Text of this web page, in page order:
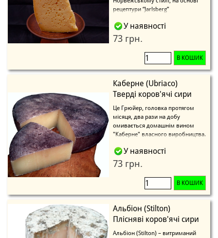
рецептури “Jarlsberg”
У наявності
73 грн.
В КОШИК
Каберне (Ubriaco)
Тверді коров'ячі сири
Це Грюйер, головка протягом
місяця, два рази на добу
омивається домашнім вином
"Каберне" власного виробництва.
У наявності
73 грн.
В КОШИК
Альбіон (Stilton)
Плісняві коров'ячі сири
Альбіон (Stilton) – витриманий